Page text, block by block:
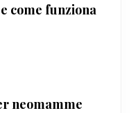
come funziona
neomamme